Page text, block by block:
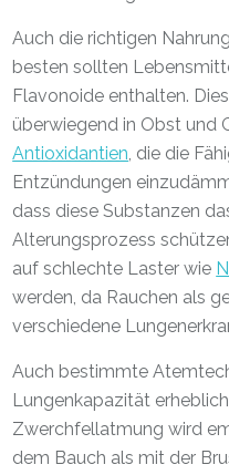
Auch die richtigen
besten sollten
Flavonoide enthalten.
überwiegend in Obst und
Antioxidantien, die die
Entzündungen
dass diese Substanzen
Alterungsprozess
auf schlechte Laster wie
werden, da Rauchen als
verschiedene
Auch bestimmte
Lungenkapazität
Zwerchfellatmung wird
dem Bauch als mit der